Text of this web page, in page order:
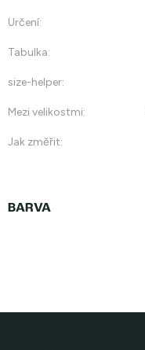
Určení:
Tabulka:
size-helper:
Mezi velikostmi:
Jak změřit: